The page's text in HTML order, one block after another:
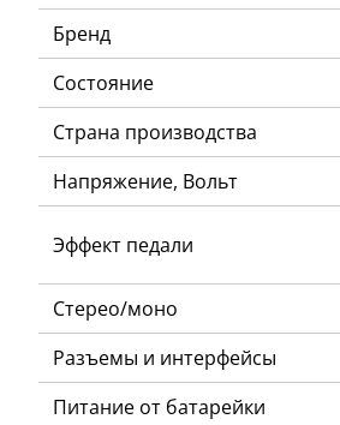
Бренд
Состояние
Страна производства
Напряжение, Вольт
Эффект педали
Стерео/моно
Разъемы и интерфейсы
Питание от батарейки